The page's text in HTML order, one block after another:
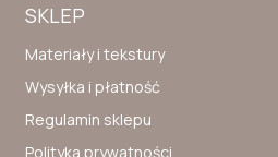
SKLEP
Materiały i tekstury
Wysyłka i płatność
Regulamin sklepu
Polityka prywatności